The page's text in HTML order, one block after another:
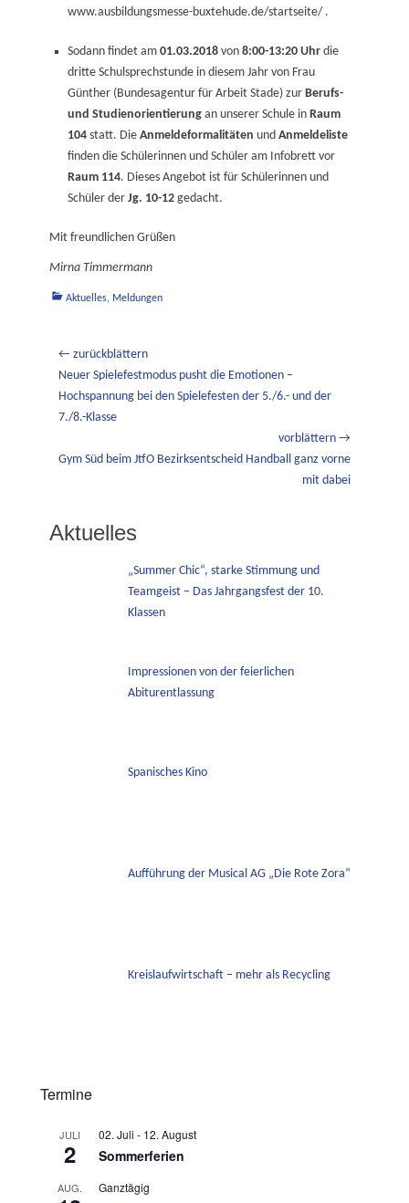
www.ausbildungsmesse-buxtehude.de/startseite/ .
Sodann findet am 01.03.2018 von 8:00-13:20 Uhr die
dritte Schulsprechstunde in diesem Jahr von Frau
Günther (Bundesagentur für Arbeit Stade) zur Berufs-
und Studienorientierung an unserer Schule in Raum
104 statt. Die Anmeldeformalitäten und Anmeldeliste
finden die Schülerinnen und Schüler am Infobrett vor
Raum 114. Dieses Angebot ist für Schülerinnen und
Schüler der Jg. 10-12 gedacht.
Mit freundlichen Grüßen
Mirna Timmermann
Kategorien
Aktuelles, Meldungen
Beitragsnavigation
← zurückblättern
Vorheriger
Beitrag:
Neuer Spielefestmodus pusht die Emotionen –
Hochspannung bei den Spielefesten der 5./6.- und der
7./8.-Klasse
vorblättern →
Nächster
Gym Süd beim JtfO Bezirksentscheid Handball ganz vorne
mit dabei
Aktuelles
„Summer Chic“, starke Stimmung und
Teamgeist – Das Jahrgangsfest der 10.
Klassen
Impressionen von der feierlichen
Abiturentlassung
Spanisches Kino
Aufführung der Musical AG „Die Rote Zora“
Kreislaufwirtschaft – mehr als Recycling
Termine
JULI
2
02. Juli - 12. August
Sommerferien
AUG. Ganztägig